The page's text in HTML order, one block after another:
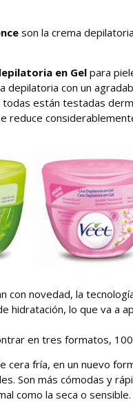
son la crema
en Gelpara
depilatoria con un
están testadas
reduce
con novedad, la
hidratación, lo que va a
en tres formatos,
cera fría, en un nuevo
Son más cómodas y
como la seca o